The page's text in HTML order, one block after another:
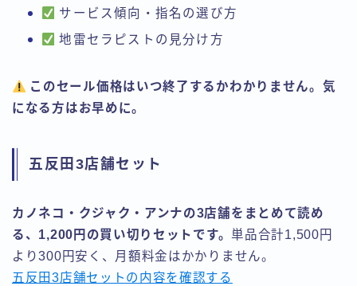
サービス傾向・指名の選び方
地雷セラピストの見分け方
このセール価格はいつ終了するかわかりません。気
になる方はお早めに。
五反田3店舗セット
カノネコ・クジャク・アンナの3店舗をまとめて読め
る、1,200円の買い切りセットです。単品合計1,500円
より300円安く、月額料金はかかりません。
五反田3店舗セットの内容を確認する